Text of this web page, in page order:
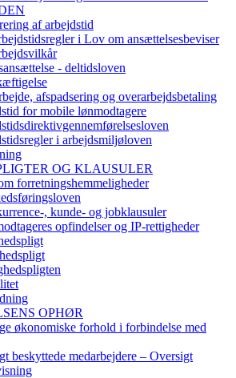
af arbejdstid
i Lov om ansættelsesbeviser
- deltidsloven
afspadsering og overarbejdsbetaling
for mobile lønmodtagere
i arbejdsmiljøloven
OG KLAUSULER
forretningshemmeligheder
, kunde- og jobklausuler
opfindelser og IP-rettigheder
OPHØR
økonomiske forhold i forbindelse med
beskyttede medarbejdere – Oversigt